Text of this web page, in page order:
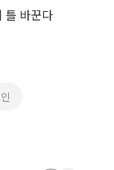
틀 바꾼다